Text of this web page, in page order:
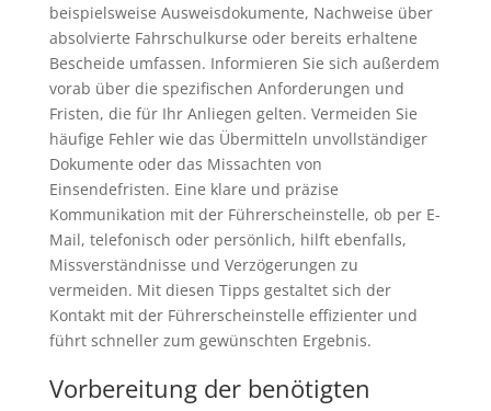
beispielsweise Ausweisdokumente, Nachweise über
absolvierte Fahrschulkurse oder bereits erhaltene
Bescheide umfassen. Informieren Sie sich außerdem
vorab über die spezifischen Anforderungen und
Fristen, die für Ihr Anliegen gelten. Vermeiden Sie
häufige Fehler wie das Übermitteln unvollständiger
Dokumente oder das Missachten von
Einsendefristen. Eine klare und präzise
Kommunikation mit der Führerscheinstelle, ob per E-
Mail, telefonisch oder persönlich, hilft ebenfalls,
Missverständnisse und Verzögerungen zu
vermeiden. Mit diesen Tipps gestaltet sich der
Kontakt mit der Führerscheinstelle effizienter und
führt schneller zum gewünschten Ergebnis.
Vorbereitung der benötigten